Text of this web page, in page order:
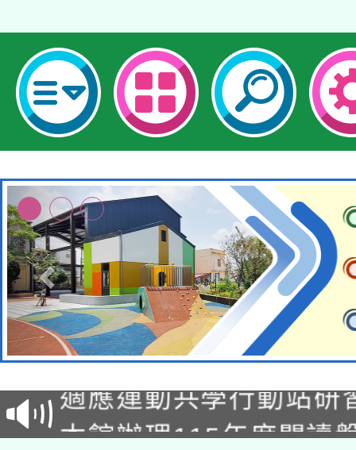
本校115學年度第2次
招甄選結果公告(無人
招)
適應運動共學行動站研
本館辦理115年度閱讀